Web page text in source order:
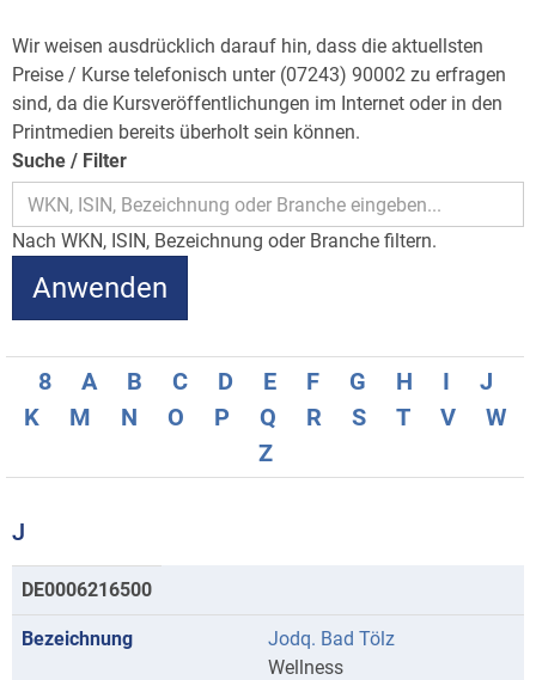
Wir weisen ausdrücklich darauf hin, dass die aktuellsten
Preise / Kurse telefonisch unter (07243) 90002 zu erfragen
sind, da die Kursveröffentlichungen im Internet oder in den
Printmedien bereits überholt sein können.
Suche / Filter
Nach WKN, ISIN, Bezeichnung oder Branche filtern.
8 A B C D E F G H I
J
K
M N O P Q R S T V
W
Z
J
Kurse
mit
Anfangsbuchstaben
DE0006216500
Jodq. Bad Tölz
Wellness